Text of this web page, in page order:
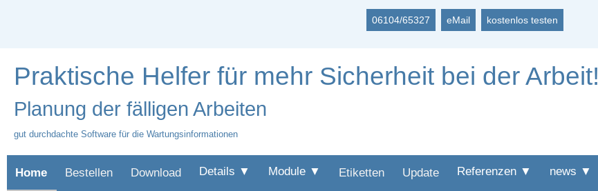
06104/65327 eMail kostenlos testen
Praktische Helfer für mehr Sicherheit bei der Arbeit!
Planung der fälligen Arbeiten
gut durchdachte Software für die Wartungsinformationen
Home Bestellen Download Details ▼ Module ▼ Etiketten Update Referenzen ▼ news ▼